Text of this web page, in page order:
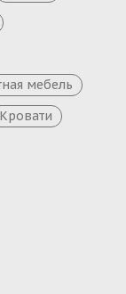
мебель
Кровати